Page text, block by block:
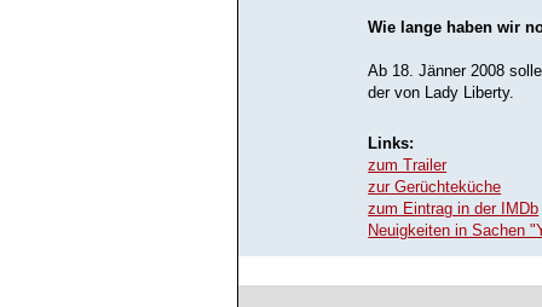
Wie lange haben wir
Ab 18. Jänner 2008
der von Lady Liberty.
Links:
zum Trailer
zur Gerüchteküche
zum Eintrag in der IMDb
Neuigkeiten in Sachen